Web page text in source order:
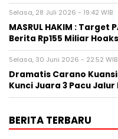
Selasa, 28 Juli 2026 - 19:42 WIB
MASRUL HAKIM : Target
Berita Rp155 Miliar
Selasa, 30 Juni 2026 - 22:52 WIB
Dramatis Carano
Kunci Juara 3 Pacu Jalur
BERITA TERBARU